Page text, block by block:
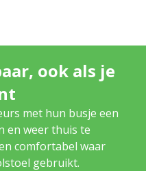
ook als je
met hun busje een
en weer thuis te
comfortabel waar
gebruikt.